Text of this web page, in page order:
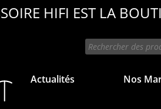
HIFI EST LA
Recherche
de
produits
Actualités Nos